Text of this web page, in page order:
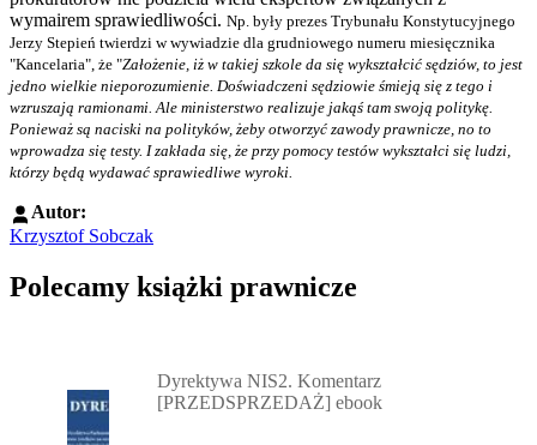
wymairem sprawiedliwości. Np. były prezes Trybunału Konstytucyjnego
Jerzy Stepień twierdzi w wywiadzie dla grudniowego numeru miesięcznika
"Kancelaria", że "Założenie, iż w takiej szkole da się wykształcić sędziów, to jest
jedno wielkie nieporozumienie. Doświadczeni sędziowie śmieją się z tego i
wzruszają ramionami. Ale ministerstwo realizuje jakąś tam swoją politykę.
Ponieważ są naciski na polityków, żeby otworzyć zawody prawnicze, no to
wprowadza się testy. I zakłada się, że przy pomocy testów wykształci się ludzi,
którzy będą wydawać sprawiedliwe wyroki.
Autor:
Krzysztof Sobczak
Polecamy książki prawnicze
Dyrektywa NIS2. Komentarz
[PRZEDSPRZEDAŻ] ebook